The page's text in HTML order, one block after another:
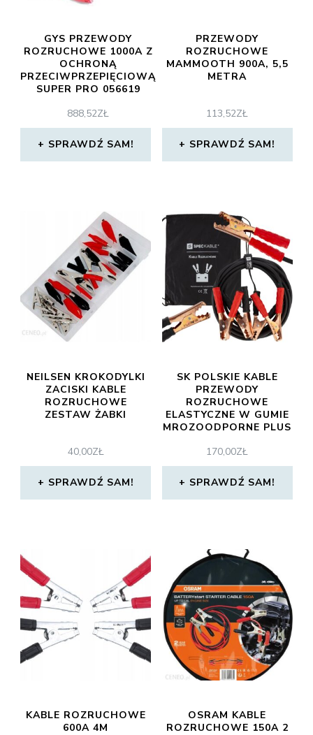
GYS PRZEWODY
ROZRUCHOWE 1000A Z
OCHRONĄ
PRZECIWPRZEPIĘCIOWĄ
SUPER PRO 056619
888,52ZŁ
SPRAWDŹ SAM!
PRZEWODY
ROZRUCHOWE
MAMMOOTH 900A, 5,5
METRA
113,52ZŁ
SPRAWDŹ SAM!
NEILSEN KROKODYLKI
ZACISKI KABLE
ROZRUCHOWE
ZESTAW ŻABKI
40,00ZŁ
SPRAWDŹ SAM!
SK POLSKIE KABLE
PRZEWODY
ROZRUCHOWE
ELASTYCZNE W GUMIE
MROZOODPORNE PLUS
CU 16MM2 2X45M
170,00ZŁ
SPRAWDŹ SAM!
KABLE ROZRUCHOWE
600A 4M
OSRAM KABLE
ROZRUCHOWE 150A 2